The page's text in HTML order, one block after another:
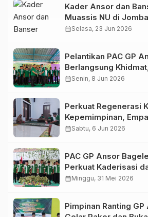
Kader Ansor dan
Muassis NU di
Spirit Khidmah dan
calendar_monthSelasa, 23 Jun 2026
Pelantikan PAC GP
Berlangsung
Ingatkan Ansor
calendar_monthSenin, 8 Jun 2026
Perkuat Regenerasi
Kepemimpinan,
Ansor di Bagelen
calendar_monthSabtu, 6 Jun 2026
PAC GP Ansor
Perkuat Kaderisasi
Masyarakat
calendar_monthMinggu, 31 Mei 2026
Pimpinan Ranting